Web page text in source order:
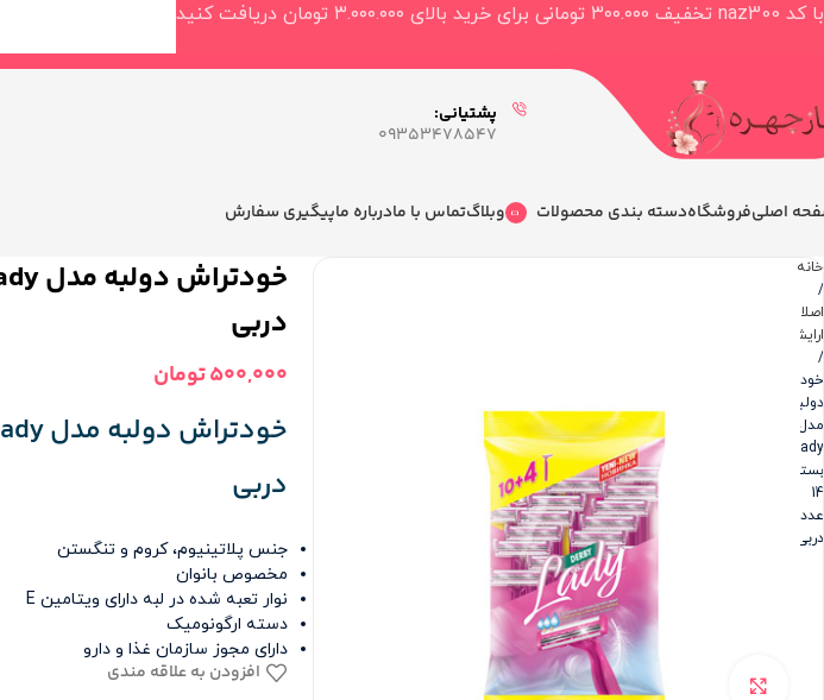
پشتیانی:
09353478547
اصلیفروشگاهدسته بندی محصولات وبلاگتماس با مادرباره ماپیگیری سفارش
خانه
اصلاح
ارایشی
خودتراش
دولبه
مدل
lady
بسته
14
عددی
دربی
برای بزرگنمایی کلیک کنید
دربی
500,000تومان
دربی
جنس پلاتینیوم، کروم و تنگستن
مخصوص بانوان
نوار تعبه شده در لبه دارای ویتامین E
دسته ارگونومیک
دارای مجوز سازمان غذا و دارو
افزودن به علاقه مندی
با کد naz300 تخفیف ۳۰۰.۰۰۰ تومانی برای خرید بالای ۳.۰۰۰.۰۰۰ تومان دریافت کنید